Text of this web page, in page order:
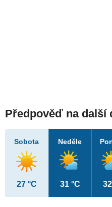
Předpověď na další
Sobota
27 °C
Neděle
31 °C